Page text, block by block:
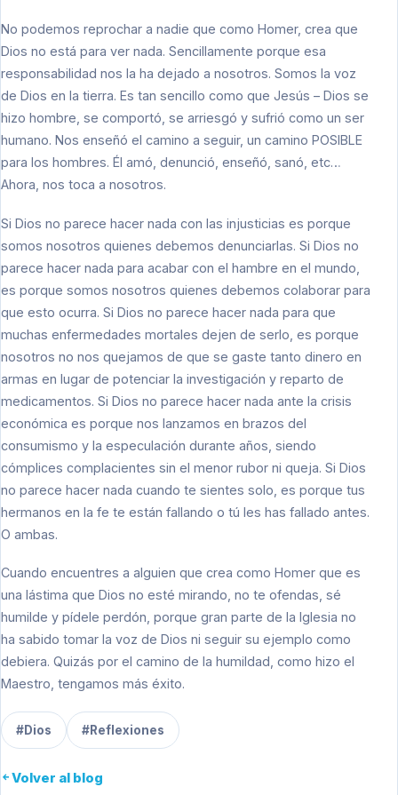
No podemos reprochar a nadie que como Homer, crea que
Dios no está para ver nada. Sencillamente porque esa
responsabilidad nos la ha dejado a nosotros. Somos la voz
de Dios en la tierra. Es tan sencillo como que Jesús – Dios se
hizo hombre, se comportó, se arriesgó y sufrió como un ser
humano. Nos enseñó el camino a seguir, un camino POSIBLE
para los hombres. Él amó, denunció, enseñó, sanó, etc…
Ahora, nos toca a nosotros.
Si Dios no parece hacer nada con las injusticias es porque
somos nosotros quienes debemos denunciarlas. Si Dios no
parece hacer nada para acabar con el hambre en el mundo,
es porque somos nosotros quienes debemos colaborar para
que esto ocurra. Si Dios no parece hacer nada para que
muchas enfermedades mortales dejen de serlo, es porque
nosotros no nos quejamos de que se gaste tanto dinero en
armas en lugar de potenciar la investigación y reparto de
medicamentos. Si Dios no parece hacer nada ante la crisis
económica es porque nos lanzamos en brazos del
consumismo y la especulación durante años, siendo
cómplices complacientes sin el menor rubor ni queja. Si Dios
no parece hacer nada cuando te sientes solo, es porque tus
hermanos en la fe te están fallando o tú les has fallado antes.
O ambas.
Cuando encuentres a alguien que crea como Homer que es
una lástima que Dios no esté mirando, no te ofendas, sé
humilde y pídele perdón, porque gran parte de la Iglesia no
ha sabido tomar la voz de Dios ni seguir su ejemplo como
debiera. Quizás por el camino de la humildad, como hizo el
Maestro, tengamos más éxito.
#Dios #Reflexiones
Volver al blog